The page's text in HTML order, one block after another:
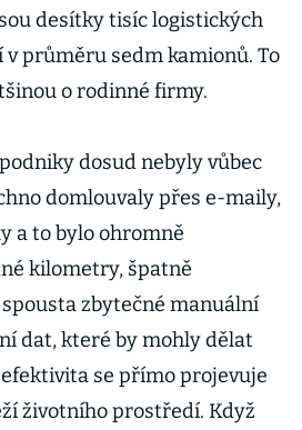
desítky tisíc logistických
průměru sedm kamionů. To
o rodinné firmy.
dosud nebyly vůbec
domlouvaly přes e-maily,
a to bylo ohromně
kilometry, špatně
zbytečné manuální
dat, které by mohly dělat
se přímo projevuje
životního prostředí. Když